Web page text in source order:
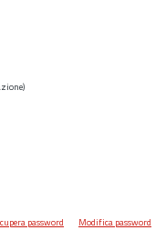
password Modifica password